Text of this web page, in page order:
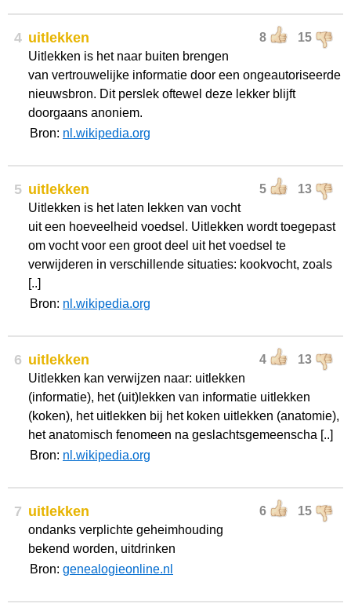
4 8 15
uitlekken
Uitlekken is het naar buiten brengen
van vertrouwelijke informatie door een ongeautoriseerde
nieuwsbron. Dit perslek oftewel deze lekker blijft
doorgaans anoniem.
Bron: nl.wikipedia.org
5 5 13
uitlekken
Uitlekken is het laten lekken van vocht
uit een hoeveelheid voedsel. Uitlekken wordt toegepast
om vocht voor een groot deel uit het voedsel te
verwijderen in verschillende situaties: kookvocht, zoals
[..]
Bron: nl.wikipedia.org
6 4 13
uitlekken
Uitlekken kan verwijzen naar: uitlekken
(informatie), het (uit)lekken van informatie uitlekken
(koken), het uitlekken bij het koken uitlekken (anatomie),
het anatomisch fenomeen na geslachtsgemeenscha [..]
Bron: nl.wikipedia.org
7 6 15
uitlekken
ondanks verplichte geheimhouding
bekend worden, uitdrinken
Bron: genealogieonline.nl